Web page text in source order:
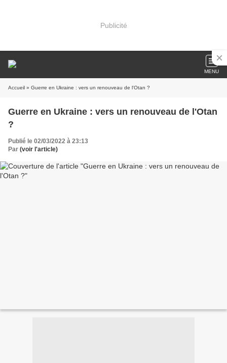
Publicité
MENU
Accueil » Guerre en Ukraine : vers un renouveau de l'Otan ?
Guerre en Ukraine : vers un renouveau de l'Otan
?
Publié le 02/03/2022 à 23:13
Par (voir l'article)